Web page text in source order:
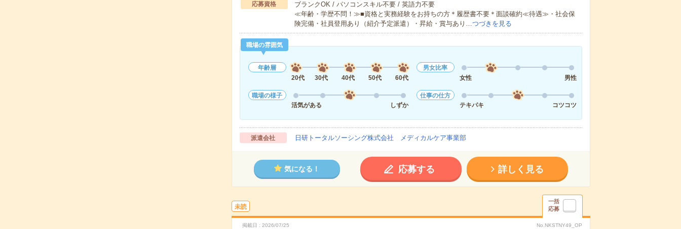
応募資格
ブランクOK / パソコンスキル不要 / 英語力不要
≪年齢・学歴不問！≫■資格と実務経験をお持ちの方＊履歴書不要＊面談確約≪待遇≫・社会保
険完備・社員登用あり（紹介予定派遣）・昇給・賞与あり…つづきを見る
職場の雰囲気
年齢層
20代
30代 40代 50代 60代
男女比率
女性
男性
職場の様子
活気がある
しずか
仕事の仕方
テキパキ
コツコツ
派遣会社 日研トータルソーシング株式会社 メディカルケア事業部
気になる！ 応募する 詳しく見る
未読
一括
応募
掲載日 2026/07/25 No.NKSTNY49_OP